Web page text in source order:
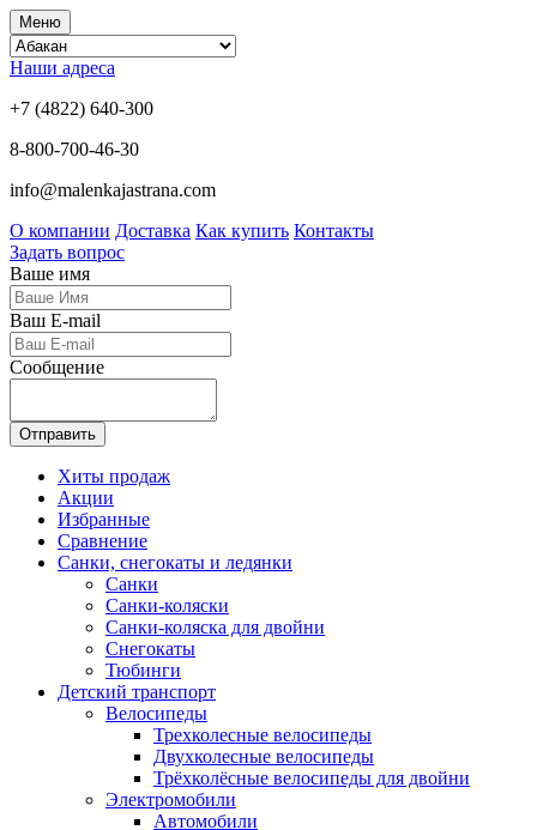
Меню
Наши адреса
+7 (4822) 640-300
8-800-700-46-30
info@malenkajastrana.com
О компании Доставка Как купить Контакты
Задать вопрос
Ваше имя
Ваш E-mail
Сообщение
Отправить
Хиты продаж
Акции
Избранные
Сравнение
Санки, снегокаты и ледянки
Санки
Санки-коляски
Санки-коляска для двойни
Снегокаты
Тюбинги
Детский транспорт
Велосипеды
Трехколесные велосипеды
Двухколесные велосипеды
Трёхколёсные велосипеды для двойни
Электромобили
Автомобили